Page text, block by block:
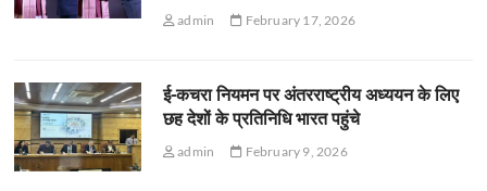
admin February 17, 2026
ई-कचरा नियमन पर अंतरराष्ट्रीय अध्ययन के लिए
छह देशों के प्रतिनिधि भारत पहुंचे
admin February 9, 2026